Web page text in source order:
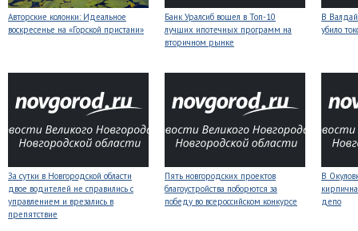
Авторские колонки: Идеальное
воскресенье на «Горской пристани»
Банк Уралсиб вошел в Топ-10
лучших ипотечных программ на
вторичном рынке
В
убило
За сутки в Новгородской области
двое водителей не справились с
управлением и врезались в
препятствие
Пять новгородских проектов
благоустройства поборются за
победу во всероссийском конкурсе
В
депо